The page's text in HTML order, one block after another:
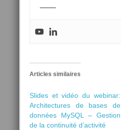
—–
Articles similaires
Slides et vidéo du webinar:
Architectures de bases de
données MySQL – Gestion
de la continuité d’activité